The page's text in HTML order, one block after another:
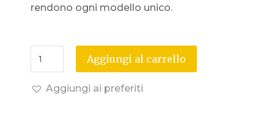
rendono ogni modello unico.
Aggiungi al carrello
Aggiungi ai preferiti